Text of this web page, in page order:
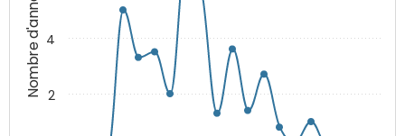
Nombre d'années 2
4